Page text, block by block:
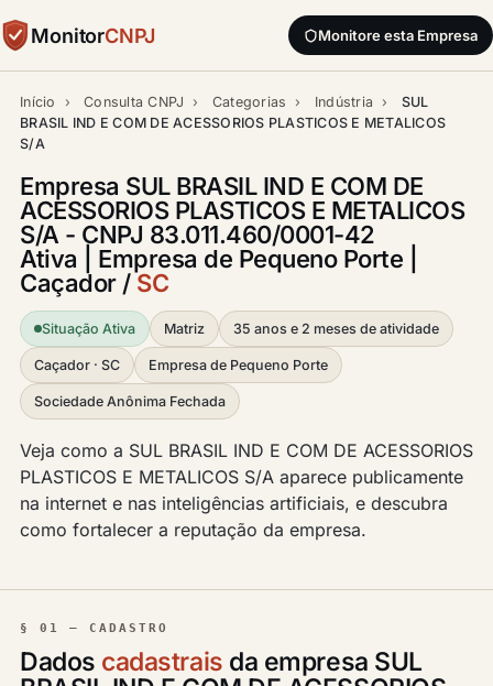
MonitorCNPJ Monitore esta Empresa
Início › Consulta CNPJ › Categorias › Indústria ›
SUL
BRASIL IND E COM DE ACESSORIOS PLASTICOS E METALICOS
S/A
Empresa SUL BRASIL IND E COM DE
ACESSORIOS PLASTICOS E METALICOS
S/A - CNPJ 83.011.460/0001-42
Ativa | Empresa de Pequeno Porte |
Caçador /SC
Situação Ativa Matriz 35 anos e 2 meses de atividade
Caçador · SC Empresa de Pequeno Porte
Sociedade Anônima Fechada
Veja como a SUL BRASIL IND E COM DE ACESSORIOS
PLASTICOS E METALICOS S/A aparece publicamente
na internet e nas inteligências artificiais, e descubra
como fortalecer a reputação da empresa.
§ 01 — CADASTRO
Dados cadastrais da empresa SUL